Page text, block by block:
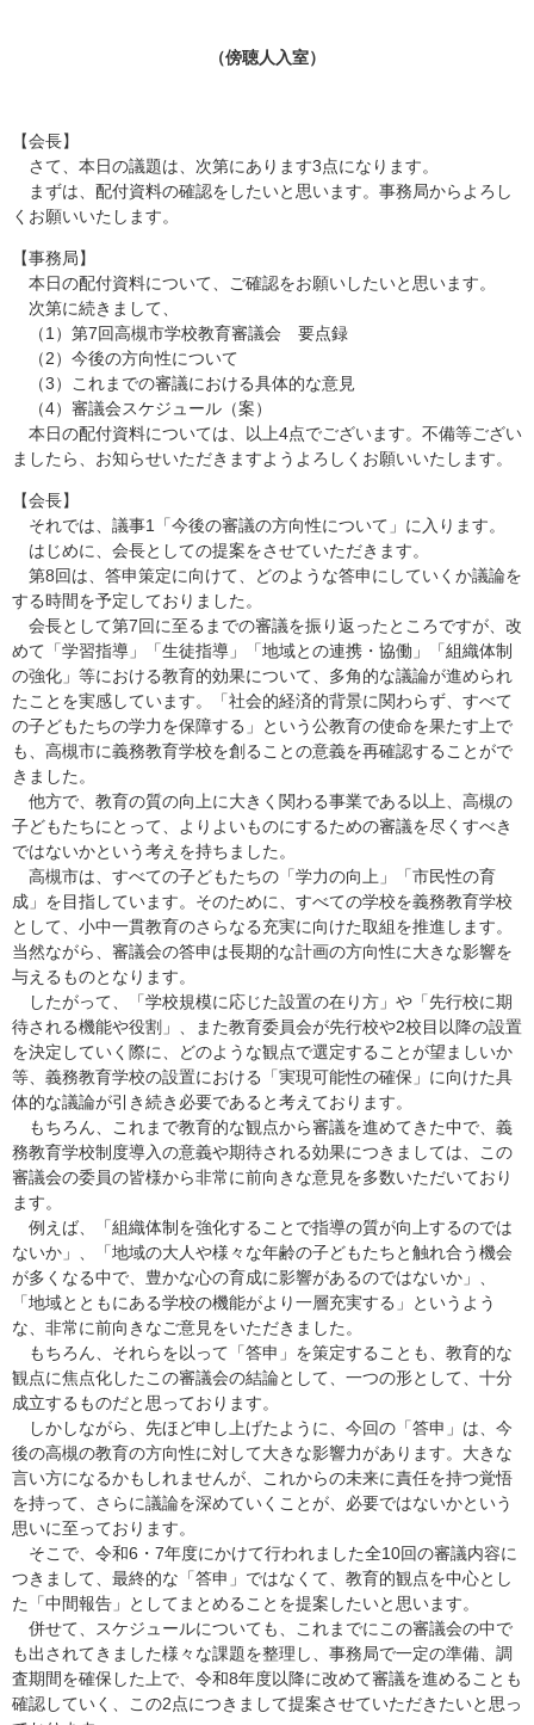
（傍聴人入室）
【会長】
さて、本日の議題は、次第にあります3点になります。
まずは、配付資料の確認をしたいと思います。事務局からよろし
くお願いいたします。
【事務局】
本日の配付資料について、ご確認をお願いしたいと思います。
次第に続きまして、
（1）第7回高槻市学校教育審議会 要点録
（2）今後の方向性について
（3）これまでの審議における具体的な意見
（4）審議会スケジュール（案）
本日の配付資料については、以上4点でございます。不備等ござい
ましたら、お知らせいただきますようよろしくお願いいたします。
【会長】
それでは、議事1「今後の審議の方向性について」に入ります。
はじめに、会長としての提案をさせていただきます。
第8回は、答申策定に向けて、どのような答申にしていくか議論を
する時間を予定しておりました。
会長として第7回に至るまでの審議を振り返ったところですが、改
めて「学習指導」「生徒指導」「地域との連携・協働」「組織体制
の強化」等における教育的効果について、多角的な議論が進められ
たことを実感しています。「社会的経済的背景に関わらず、すべて
の子どもたちの学力を保障する」という公教育の使命を果たす上で
も、高槻市に義務教育学校を創ることの意義を再確認することがで
きました。
他方で、教育の質の向上に大きく関わる事業である以上、高槻の
子どもたちにとって、よりよいものにするための審議を尽くすべき
ではないかという考えを持ちました。
高槻市は、すべての子どもたちの「学力の向上」「市民性の育
成」を目指しています。そのために、すべての学校を義務教育学校
として、小中一貫教育のさらなる充実に向けた取組を推進します。
当然ながら、審議会の答申は長期的な計画の方向性に大きな影響を
与えるものとなります。
したがって、「学校規模に応じた設置の在り方」や「先行校に期
待される機能や役割」、また教育委員会が先行校や2校目以降の設置
を決定していく際に、どのような観点で選定することが望ましいか
等、義務教育学校の設置における「実現可能性の確保」に向けた具
体的な議論が引き続き必要であると考えております。
もちろん、これまで教育的な観点から審議を進めてきた中で、義
務教育学校制度導入の意義や期待される効果につきましては、この
審議会の委員の皆様から非常に前向きな意見を多数いただいており
ます。
例えば、「組織体制を強化することで指導の質が向上するのでは
ないか」、「地域の大人や様々な年齢の子どもたちと触れ合う機会
が多くなる中で、豊かな心の育成に影響があるのではないか」、
「地域とともにある学校の機能がより一層充実する」というよう
な、非常に前向きなご意見をいただきました。
もちろん、それらを以って「答申」を策定することも、教育的な
観点に焦点化したこの審議会の結論として、一つの形として、十分
成立するものだと思っております。
しかしながら、先ほど申し上げたように、今回の「答申」は、今
後の高槻の教育の方向性に対して大きな影響力があります。大きな
言い方になるかもしれませんが、これからの未来に責任を持つ覚悟
を持って、さらに議論を深めていくことが、必要ではないかという
思いに至っております。
そこで、令和6・7年度にかけて行われました全10回の審議内容に
つきまして、最終的な「答申」ではなくて、教育的観点を中心とし
た「中間報告」としてまとめることを提案したいと思います。
併せて、スケジュールについても、これまでにこの審議会の中で
も出されてきました様々な課題を整理し、事務局で一定の準備、調
査期間を確保した上で、令和8年度以降に改めて審議を進めることも
確認していく、この2点につきまして提案させていただきたいと思っ